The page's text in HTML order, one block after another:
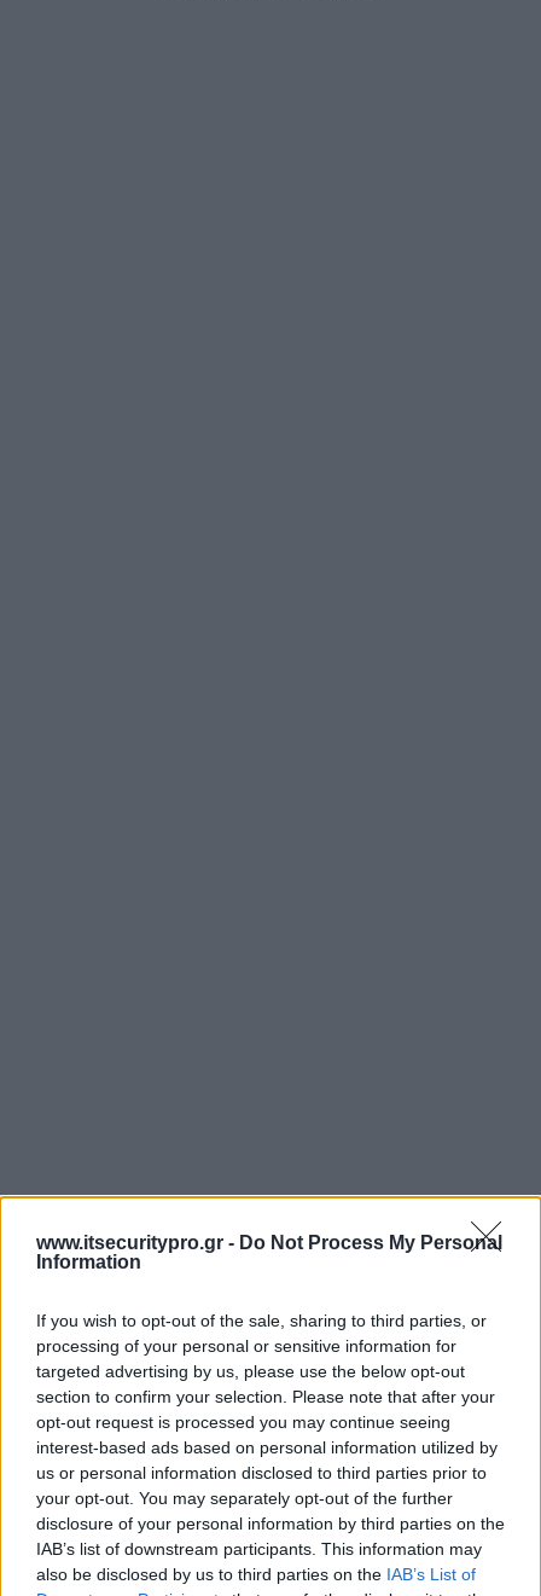
www.itsecuritypro.gr - Do Not Process My Personal
Information
If you wish to opt-out of the sale, sharing to third parties, or
processing of your personal or sensitive information for
targeted advertising by us, please use the below opt-out
section to confirm your selection. Please note that after your
opt-out request is processed you may continue seeing
interest-based ads based on personal information utilized by
us or personal information disclosed to third parties prior to
your opt-out. You may separately opt-out of the further
disclosure of your personal information by third parties on the
IAB’s list of downstream participants. This information may
also be disclosed by us to third parties on the IAB’s List of